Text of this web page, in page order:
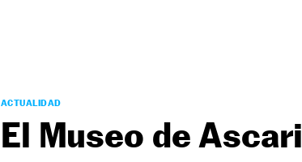
ACTUALIDAD
El Museo de Ascari